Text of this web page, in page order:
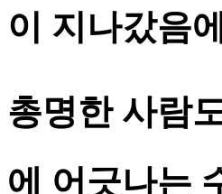
이 지나갔음
총명한 사람
에 어긋나는